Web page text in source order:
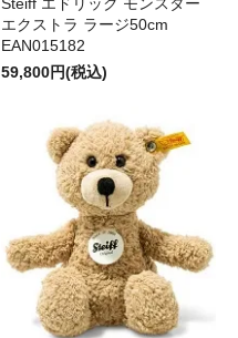
Steiff エドリック モンスター
エクストラ ラージ50cm
EAN015182
59,800円(税込)